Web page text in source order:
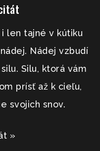
len tajné v kútiku
Nádej vzbudí
Silu, ktorá vám
prísť až k cieľu,
svojich snov.
»